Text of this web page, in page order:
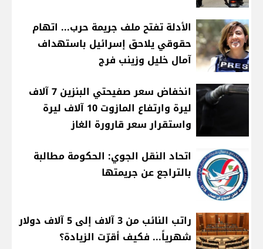
الأدلة تفتح ملف جريمة حرب... اتهام
حقوقي يلاحق إسرائيل باستهداف
آمال خليل وزينب فرج
انخفاض سعر صفيحتي البنزين 7 آلاف
ليرة وارتفاع المازوت 10 آلاف ليرة
واستقرار سعر قارورة الغاز
اتحاد النقل الجوي: الحكومة مطالبة
بالتراجع عن جريمتها
راتب النائب من 3 آلاف إلى 5 آلاف دولار
شهرياً... فكيف أقرّت الزيادة؟